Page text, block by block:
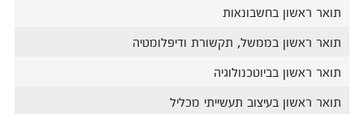
תואר ראשון בחשבונאות
תואר ראשון בממשל, תקשורת ודיפלומטיה
תואר ראשון בביוטכנולוגיה
תואר ראשון בעיצוב תעשייתי מכליל